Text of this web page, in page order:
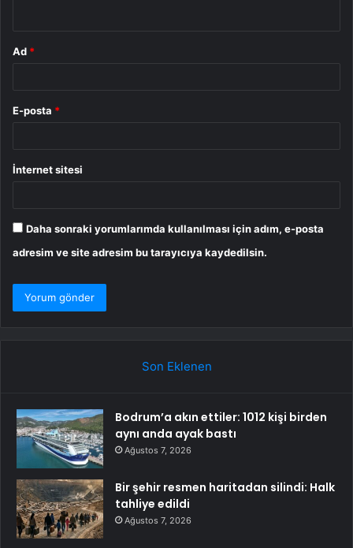
Ad *
E-posta *
İnternet sitesi
Daha sonraki yorumlarımda kullanılması için adım, e-posta
adresim ve site adresim bu tarayıcıya kaydedilsin.
Son Eklenen
Bodrum’a akın ettiler: 1012 kişi birden
aynı anda ayak bastı
Ağustos 7, 2026
Bir şehir resmen haritadan silindi: Halk
tahliye edildi
Ağustos 7, 2026